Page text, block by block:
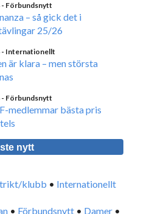
- Förbundsnytt
– så gick det i
25/26
- Internationellt
är klara – men största
- Förbundsnytt
medlemmar bästa pris
nytt
klubb • Internationellt
• Förbundsnytt • Damer •